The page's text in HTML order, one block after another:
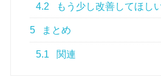
4.2 もう少し改善してほし
5 まとめ
5.1 関連